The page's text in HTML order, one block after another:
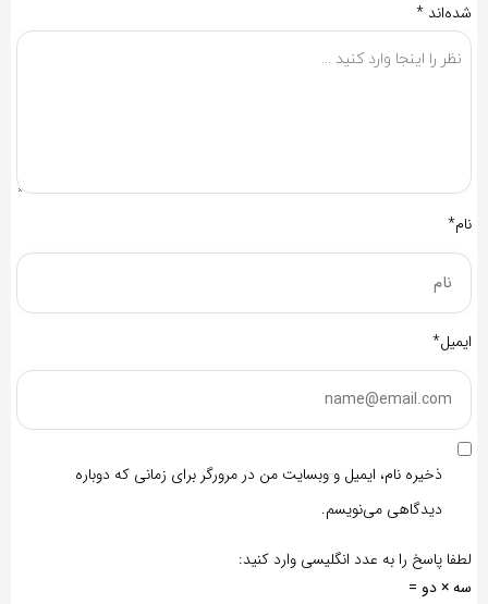
شده‌اند *
نام*
ایمیل*
ذخیره نام، ایمیل و وبسایت من در مرورگر برای زمانی که دوباره
دیدگاهی می‌نویسم.
لطفا پاسخ را به عدد انگلیسی وارد کنید:
سه × دو =